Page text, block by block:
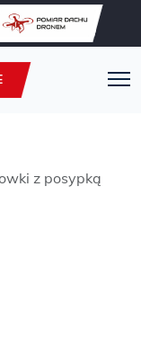
z posypką